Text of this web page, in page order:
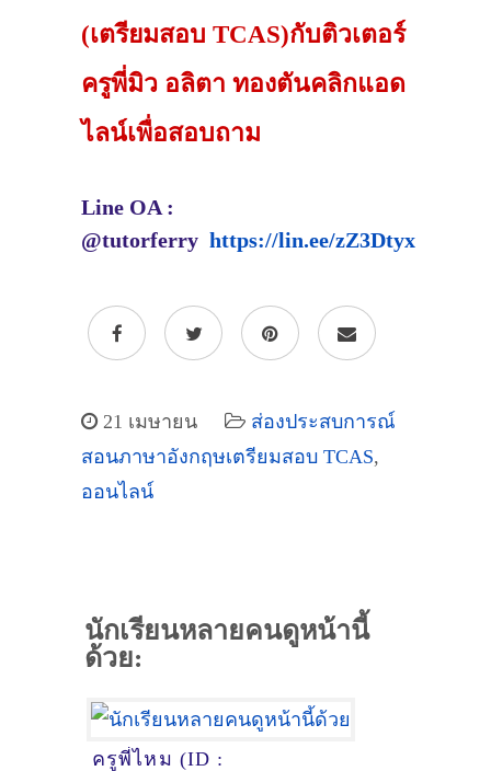
(เตรียมสอบ TCAS)กับติวเตอร์
ครูพี่มิว อลิตา ทองตันคลิกแอด
ไลน์เพื่อสอบถาม
Line OA :
@tutorferry https://lin.ee/zZ3Dtyx
21 เมษายน
ส่องประสบการณ์
สอนภาษาอังกฤษเตรียมสอบ TCAS,
ออนไลน์
นักเรียนหลายคนดูหน้านี้
ด้วย:
ครูพี่ไหม (ID :